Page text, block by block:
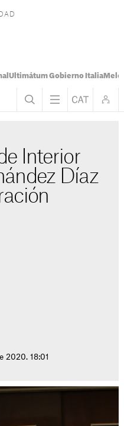
Ultimátum Gobierno Italia
Interior
Díaz
2020. 18:01